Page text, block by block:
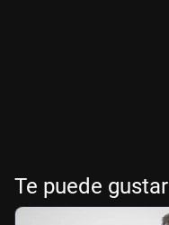
Te puede gustar